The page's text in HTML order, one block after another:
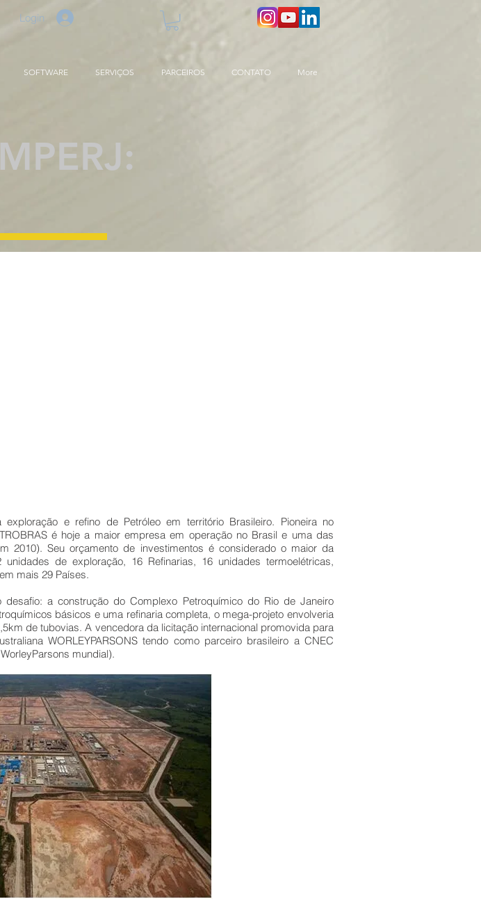
Login
SOFTWARE SERVIÇOS PARCEIROS CONTATO More
e refino de Petróleo em território Brasileiro. Pioneira no
é hoje a maior empresa em operação no Brasil e uma das
2010). Seu orçamento de investimentos é considerado o maior da
de exploração, 16 Refinarias, 16 unidades termoelétricas,
mais 29 Países.
a construção do Complexo Petroquímico do Rio de Janeiro
básicos e uma refinaria completa, o mega-projeto envolveria
de tubovias. A vencedora da licitação internacional promovida para
WORLEYPARSONS tendo como parceiro brasileiro a CNEC
mundial).